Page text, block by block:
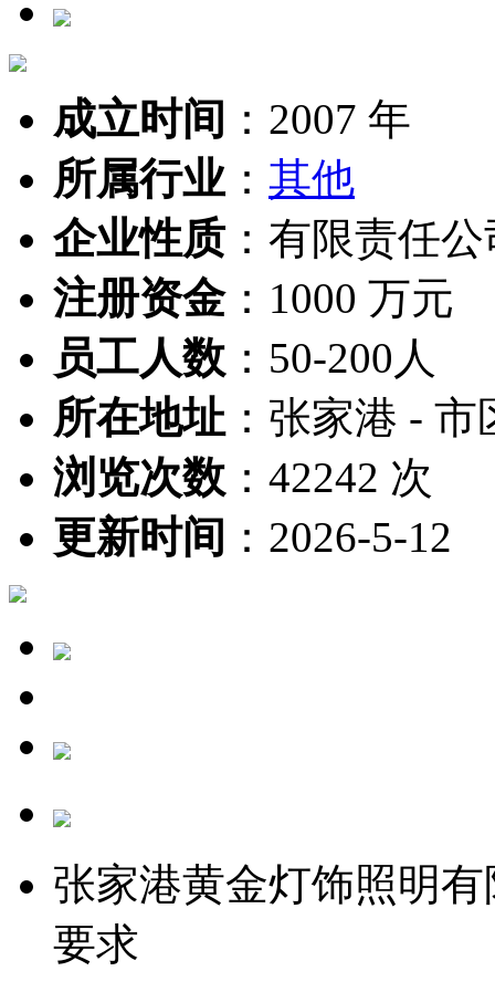
成立时间 ： 2007 年
所属行业： 其他
企业性质： 有限责任公
注册资金： 1000 万元
员工人数 ： 50-200人
所在地址 ： 张家港 - 市
浏览次数 ： 42242 次
更新时间 ： 2026-5-12
张家港黄金灯饰照明
要求